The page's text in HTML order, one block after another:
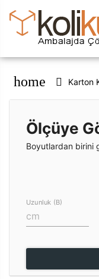
home Karton
Ölçüye
Boyutlardan birini
Uzunluk (B)